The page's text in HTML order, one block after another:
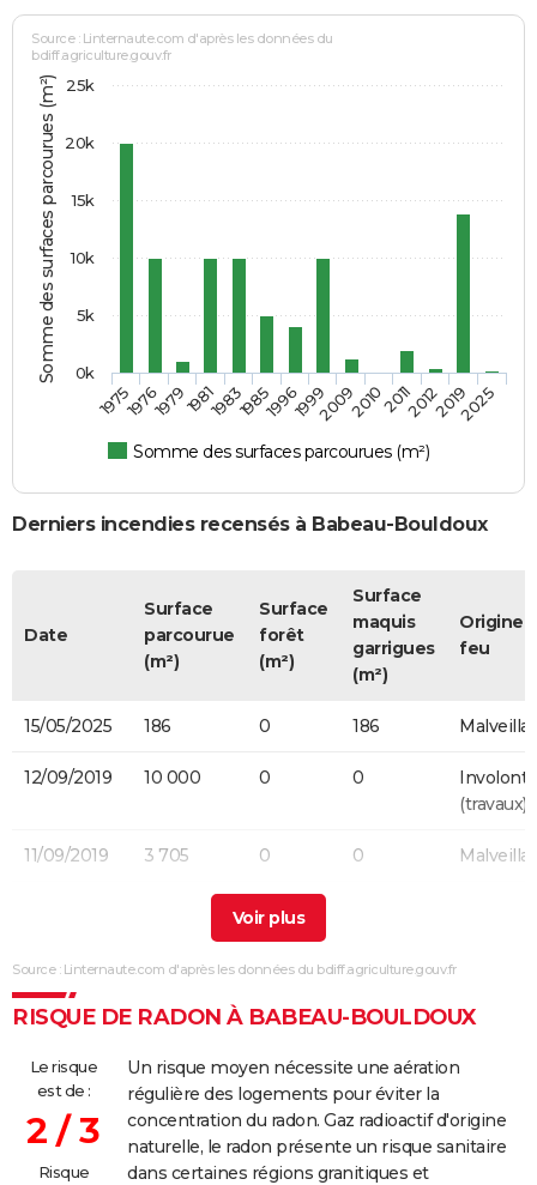
Somme des surfaces parcourues (m²)
Source : Linternaute.com d'après les données du
bdiff.agriculture.gouv.fr
Somme des surfaces parcourues (m²)
19751976197919811983198519961999200920102011201220192025
0k
5k
10k
15k
20k
25k
Derniers incendies recensés à Babeau-Bouldoux
Date
Surface
parcourue
(m²)
Surface
forêt
(m²)
Surface
maquis
garrigues
(m²)
Origine
feu
15/05/2025 186 0 186
12/09/2019 10 000 0 0
(travaux)
11/09/2019 3 705 0 0
22/09/2011 2 000 1 000 1 000
27/07/2010 100 100 0
Source : Linternaute.com d'après les données du bdiff.agriculture.gouv.fr
RISQUE DE RADON À BABEAU-BOULDOUX
Le risque
est de :
2 / 3
Risque
Un risque moyen nécessite une aération
régulière des logements pour éviter la
concentration du radon. Gaz radioactif d'origine
naturelle, le radon présente un risque sanitaire
dans certaines régions granitiques et